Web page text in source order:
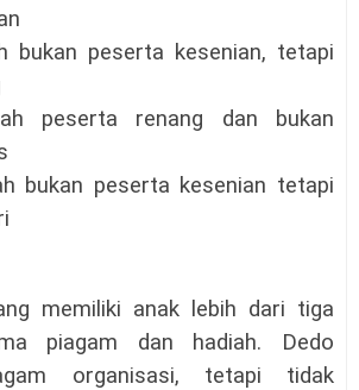
bukan peserta kesenian, tetapi
peserta renang dan bukan
bukan peserta kesenian tetapi
memiliki anak lebih dari tiga
piagam dan hadiah. Dedo
organisasi, tetapi tidak